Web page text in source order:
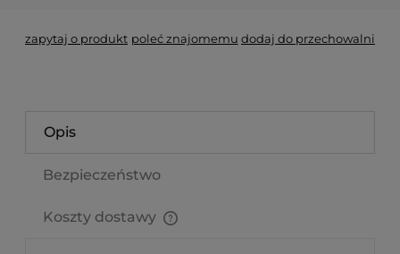
zapytaj o produkt poleć znajomemu dodaj do przechowalni
Opis
Bezpieczeństwo
Koszty dostawy